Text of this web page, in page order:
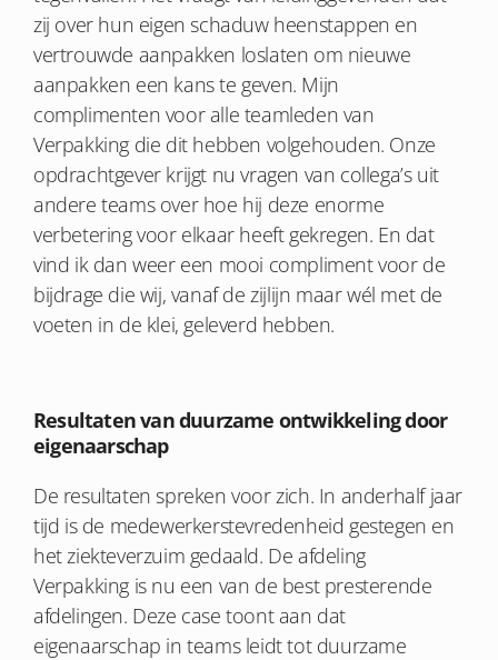
zij over hun eigen schaduw heenstappen en
vertrouwde aanpakken loslaten om nieuwe
aanpakken een kans te geven. Mijn
complimenten voor alle teamleden van
Verpakking die dit hebben volgehouden. Onze
opdrachtgever krijgt nu vragen van collega’s uit
andere teams over hoe hij deze enorme
verbetering voor elkaar heeft gekregen. En dat
vind ik dan weer een mooi compliment voor de
bijdrage die wij, vanaf de zijlijn maar wél met de
voeten in de klei, geleverd hebben.
Resultaten van duurzame ontwikkeling door
eigenaarschap
De resultaten spreken voor zich. In anderhalf jaar
tijd is de medewerkerstevredenheid gestegen en
het ziekteverzuim gedaald. De afdeling
Verpakking is nu een van de best presterende
afdelingen. Deze case toont aan dat
eigenaarschap in teams leidt tot duurzame